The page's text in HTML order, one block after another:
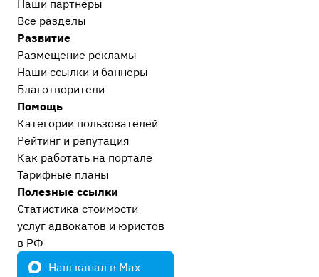
Наши партнеры
Все разделы
Развитие
Размещение рекламы
Наши ссылки и баннеры
Благотворители
Помощь
Категории пользователей
Рейтинг и репутация
Как работать на портале
Тарифные планы
Полезные ссылки
Статистика стоимости
услуг адвокатов и юристов
в РФ
Наш канал в Max